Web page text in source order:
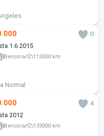
0
1.6 2015
Bencina 112000 km
Normal
4
2012
Bencina 133000 km